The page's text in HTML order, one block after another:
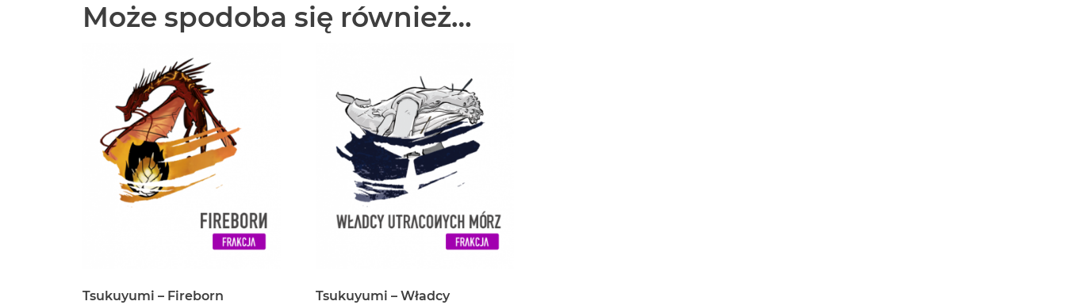
Może spodoba się również…
Tsukuyumi – Fireborn
Tsukuyumi – Władcy